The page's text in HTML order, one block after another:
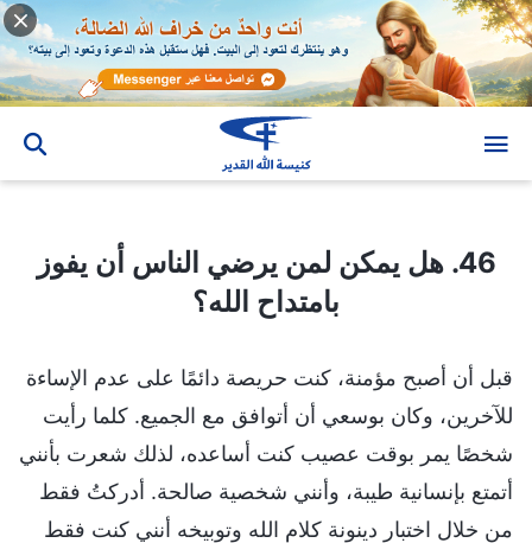
46. هل يمكن لمن يرضي الناس أن يفوز
بامتداح الله؟
قبل أن أصبح مؤمنة، كنت حريصة دائمًا على عدم الإساءة
للآخرين، وكان بوسعي أن أتوافق مع الجميع. كلما رأيت
شخصًا يمر بوقت عصيب كنت أساعده، لذلك شعرت بأنني
أتمتع بإنسانية طيبة، وأنني شخصية صالحة. أدركتُ فقط
من خلال اختبار دينونة كلام الله وتوبيخه أنني كنت فقط